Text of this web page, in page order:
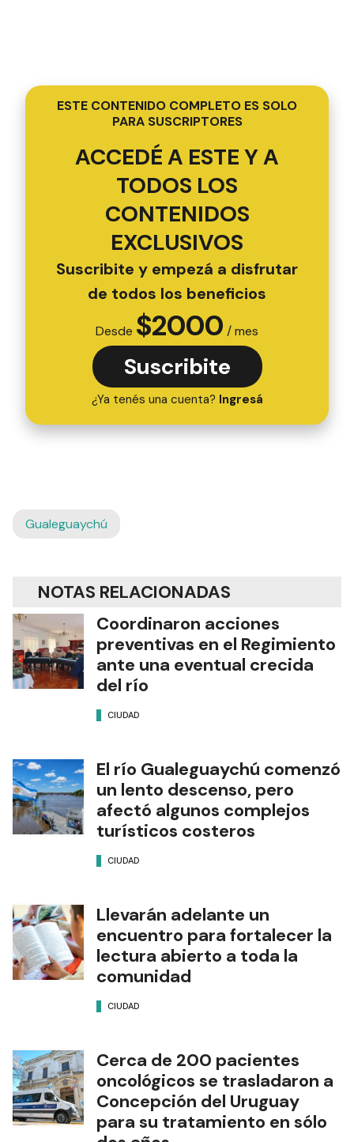
ESTE CONTENIDO COMPLETO ES SOLO
PARA SUSCRIPTORES
ACCEDÉ A ESTE Y A
TODOS LOS
CONTENIDOS
EXCLUSIVOS
Suscribite y empezá a disfrutar
de todos los beneficios
Desde $2000 / mes
Suscribite
¿Ya tenés una cuenta? Ingresá
Gualeguaychú
NOTAS RELACIONADAS
Coordinaron acciones
preventivas en el Regimiento
ante una eventual crecida
del río
CIUDAD
El río Gualeguaychú comenzó
un lento descenso, pero
afectó algunos complejos
turísticos costeros
CIUDAD
Llevarán adelante un
encuentro para fortalecer la
lectura abierto a toda la
comunidad
CIUDAD
Cerca de 200 pacientes
oncológicos se trasladaron a
Concepción del Uruguay
para su tratamiento en sólo